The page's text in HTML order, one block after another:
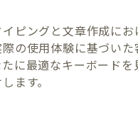
ピングと文章作成にお
の使用体験に基づい
に最適なキーボードを
ます。